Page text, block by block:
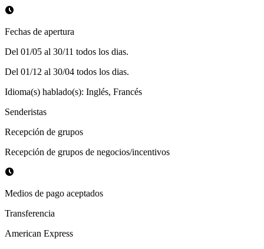
Fechas de apertura
Del 01/05 al 30/11 todos los dias.
Del 01/12 al 30/04 todos los dias.
Idioma(s) hablado(s): Inglés, Francés
Senderistas
Recepción de grupos
Recepción de grupos de negocios/incentivos
Medios de pago aceptados
Transferencia
American Express